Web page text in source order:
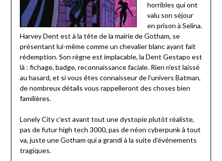
horribles qui ont
valu son séjour
en prison à Selina.
Harvey Dent est à la tête de la mairie de Gotham, se
présentant lui-même comme un chevalier blanc ayant fait
rédemption. Son règne est implacable, la Dent Gestapo est
là : fichage, badge, reconnaissance faciale. Rien n’est laissé
au hasard, et si vous êtes connaisseur de l’univers Batman,
de nombreux détails vous rappelleront des choses bien
familières.
Lonely City c’est avant tout une dystopie plutôt réaliste,
pas de futur high tech 3000, pas de néon cyberpunk à tout
va, juste une Gotham qui a grandi à la suite d’événements
tragiques.